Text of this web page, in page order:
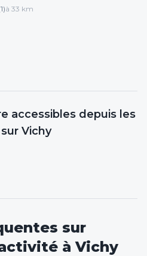
1)à 33 km
accessibles depuis les
sur Vichy
sur
à Vichy